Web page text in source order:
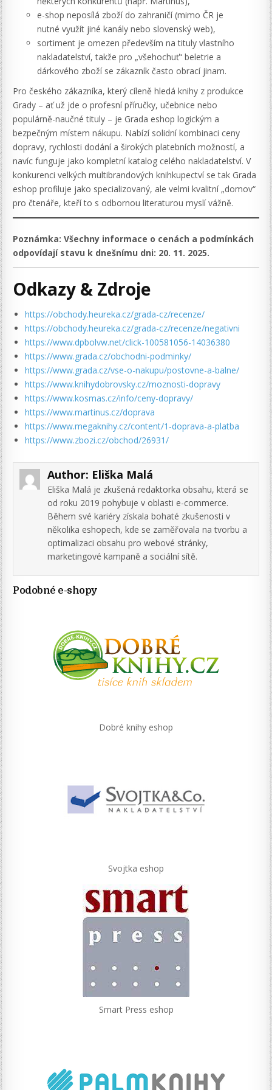
e-shop neposílá zboží do zahraničí (mimo ČR je
nutné využít jiné kanály nebo slovenský web),
sortiment je omezen především na tituly vlastního
nakladatelství, takže pro „všehochuť“ beletrie a
dárkového zboží se zákazník často obrací jinam.
Pro českého zákazníka, který cíleně hledá knihy z produkce
Grady – ať už jde o profesní příručky, učebnice nebo
populárně-naučné tituly – je Grada eshop logickým a
bezpečným místem nákupu. Nabízí solidní kombinaci ceny
dopravy, rychlosti dodání a širokých platebních možností, a
navíc funguje jako kompletní katalog celého nakladatelství. V
konkurenci velkých multibrandových knihkupectví se tak Grada
eshop profiluje jako specializovaný, ale velmi kvalitní „domov“
pro čtenáře, kteří to s odbornou literaturou myslí vážně.
Poznámka: Všechny informace o cenách a podmínkách
odpovídají stavu k dnešnímu dni: 20. 11. 2025.
Odkazy & Zdroje
https://obchody.heureka.cz/grada-cz/recenze/
https://obchody.heureka.cz/grada-cz/recenze/negativni
https://www.dpbolvw.net/click-100581056-14036380
https://www.grada.cz/obchodni-podminky/
https://www.grada.cz/vse-o-nakupu/postovne-a-balne/
https://www.knihydobrovsky.cz/moznosti-dopravy
https://www.kosmas.cz/info/ceny-dopravy/
https://www.martinus.cz/doprava
https://www.megaknihy.cz/content/1-doprava-a-platba
https://www.zbozi.cz/obchod/26931/
Author: Eliška Malá
Eliška Malá je zkušená redaktorka obsahu, která se
od roku 2019 pohybuje v oblasti e-commerce.
Během své kariéry získala bohaté zkušenosti v
několika eshopech, kde se zaměřovala na tvorbu a
optimalizaci obsahu pro webové stránky,
marketingové kampaně a sociální sítě.
Podobné e-shopy
Dobré knihy eshop
Svojtka eshop
Smart Press eshop